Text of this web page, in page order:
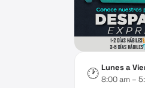
🕐 Lunes a
8:00 am –